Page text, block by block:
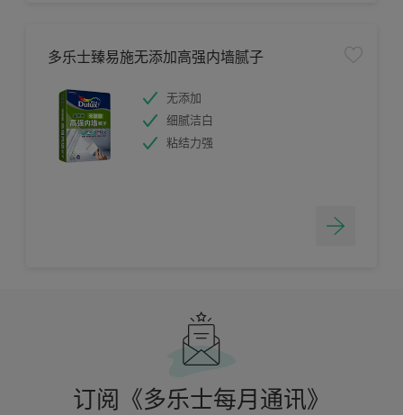
多乐士臻易施无添加高强内墙腻子
无添加
细腻洁白
粘结力强
订阅《多乐士每月通讯》